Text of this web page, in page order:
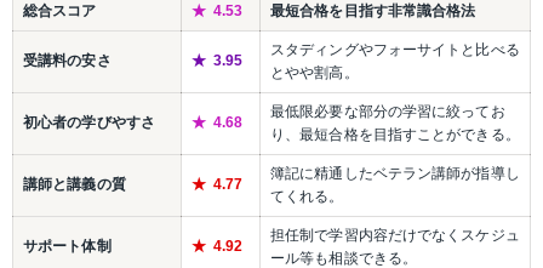
総合スコア 4.53 最短合格を目指す非常識合格法
受講料の安さ 3.95
スタディングやフォーサイトと比べる
とやや割高。
初心者の学びやすさ 4.68
最低限必要な部分の学習に絞ってお
り、最短合格を目指すことができる。
講師と講義の質 4.77
簿記に精通したベテラン講師が指導し
てくれる。
サポート体制 4.92
担任制で学習内容だけでなくスケジュ
ール等も相談できる。